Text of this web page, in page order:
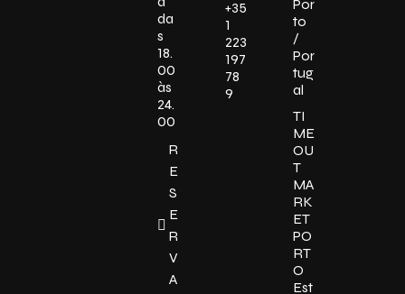
da
s
18.
00
às
24.
00
R
E
S
E
R
V
A
+35
1
223
197
78
9
Por
to
/
Por
tug
al
TI
ME
OU
T
MA
RK
ET
PO
RT
O
Est